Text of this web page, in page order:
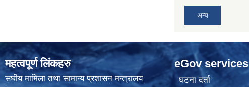
अन्य
महत्वपूर्ण लिंकहरु
स‌घीय मामिला तथा सामान्य प्रशासन मन्त्रालय
eGov services
घटना दर्ता